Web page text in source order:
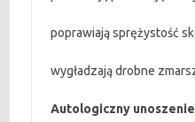
poprawiają sprężystość
wygładzają drobne
Autologiczny